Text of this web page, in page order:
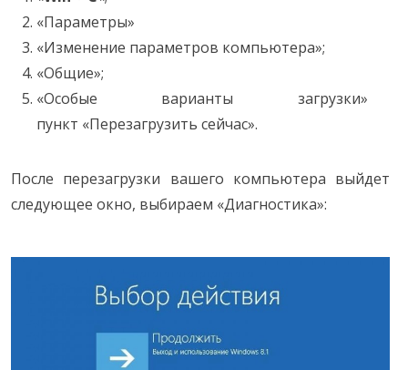
«Параметры»
«Изменение параметров компьютера»;
«Общие»;
«Особые варианты загрузки»
пункт «Перезагрузить сейчас».
После перезагрузки вашего компьютера выйдет
следующее окно, выбираем «Диагностика»: